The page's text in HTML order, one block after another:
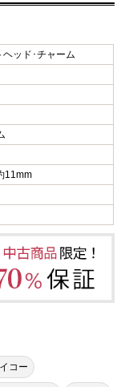
ッド･チャーム
11mm
コー